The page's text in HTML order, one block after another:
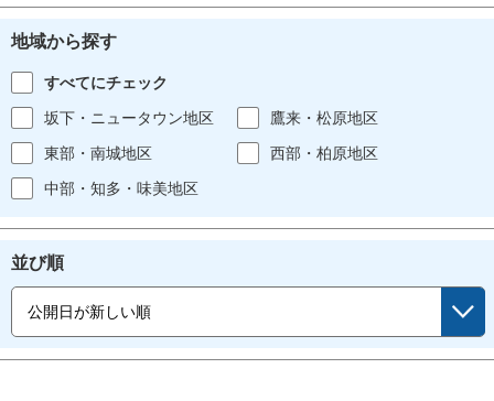
地域から探す
すべてにチェック
坂下・ニュータウン地区
鷹来・松原地区
東部・南城地区
西部・柏原地区
中部・知多・味美地区
並び順